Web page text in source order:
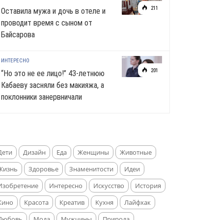
211
Оставила мужа и дочь в отеле и
проводит время с сыном от
Байсарова
201
ИНТЕРЕСНО
“Но это не ее лицо!” 43-летнюю
Кабаеву засняли без макияжа, а
поклонники занервничали
Дизайн Еда Женщины
Животные
Здоровье Знаменитости
Идеи
Интересно Искусство
История
Красота Креатив Кухня
Лайфхак